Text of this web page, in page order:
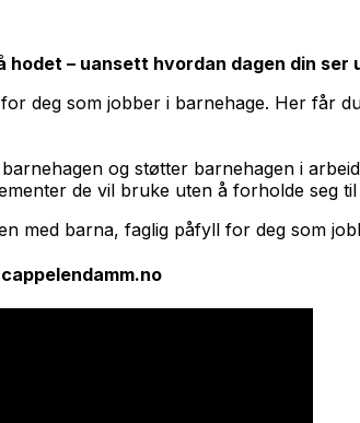
– uansett hvordan dagen din
deg som jobber i barnehage. Her får
og støtter barnehagen i
de vil bruke uten å forholde seg
med barna, faglig påfyll for deg som